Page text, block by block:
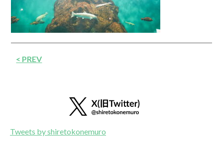
< PREV
Tweets by shiretokonemuro